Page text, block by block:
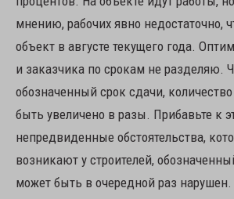
мнению, рабочих явно недостаточно,
объект в августе текущего года.
и заказчика по срокам не разделяю.
обозначенный срок сдачи,
быть увеличено в разы. Прибавьте к
непредвиденные обстоятельства,
возникают у строителей,
может быть в очередной раз нарушен.